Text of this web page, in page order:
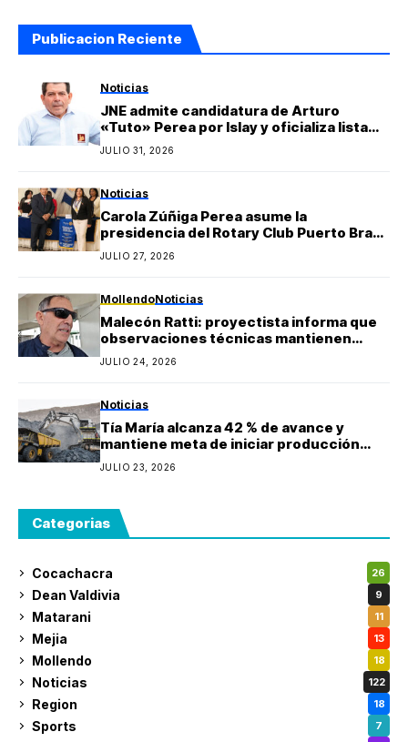
Publicacion Reciente
Noticias
JNE admite candidatura de Arturo
«Tuto» Perea por Islay y oficializa lista
regional de Yo Arequipa encabezada por
Berly Gonzales
JULIO 31, 2026
Noticias
Carola Zúñiga Perea asume la
presidencia del Rotary Club Puerto Bravo
Mollendo y anuncia proyectos sociales
para la provincia de Islay
JULIO 27, 2026
MollendoNoticias
Malecón Ratti: proyectista informa que
observaciones técnicas mantienen
paralizada la obra y estima reinicio en
agosto
JULIO 24, 2026
Noticias
Tía María alcanza 42 % de avance y
mantiene meta de iniciar producción
durante 2027
JULIO 23, 2026
Categorias
Cocachacra 26
Dean Valdivia 9
Matarani 11
Mejia 13
Mollendo 18
Noticias 122
Region 18
Sports 7